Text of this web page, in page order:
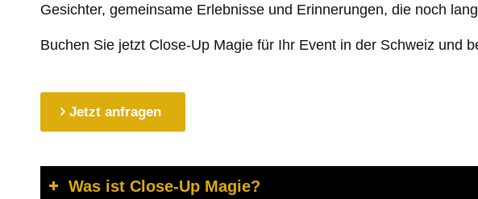
Gesichter, gemeinsame Erlebnisse und Erinnerungen, die noch
Buchen Sie jetzt Close-Up Magie für Ihr Event in der Schweiz und
Jetzt anfragen
Was ist Close-Up Magie?